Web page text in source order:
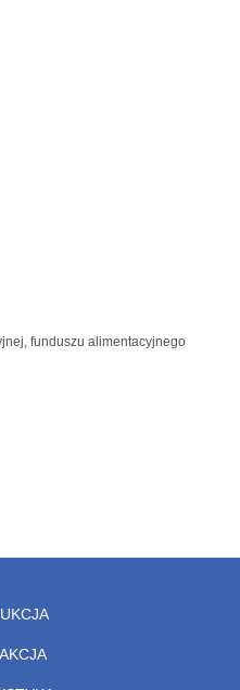
funduszu alimentacyjnego